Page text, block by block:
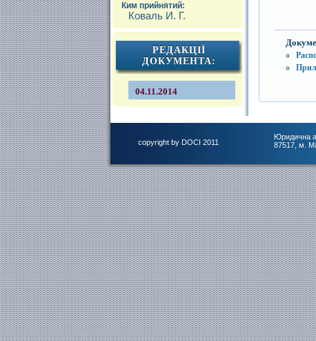
Ким прийнятий:
Коваль И. Г.
РЕДАКЦІЇ
ДОКУМЕНТА:
04.11.2014
copyright by DOCI 2011
Юридична
87517, м.